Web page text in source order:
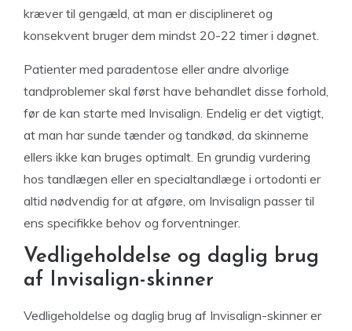
kræver til gengæld, at man er disciplineret og
konsekvent bruger dem mindst 20-22 timer i døgnet.
Patienter med paradentose eller andre alvorlige
tandproblemer skal først have behandlet disse forhold,
før de kan starte med Invisalign. Endelig er det vigtigt,
at man har sunde tænder og tandkød, da skinnerne
ellers ikke kan bruges optimalt. En grundig vurdering
hos tandlægen eller en specialtandlæge i ortodonti er
altid nødvendig for at afgøre, om Invisalign passer til
ens specifikke behov og forventninger.
Vedligeholdelse og daglig brug
af Invisalign-skinner
Vedligeholdelse og daglig brug af Invisalign-skinner er